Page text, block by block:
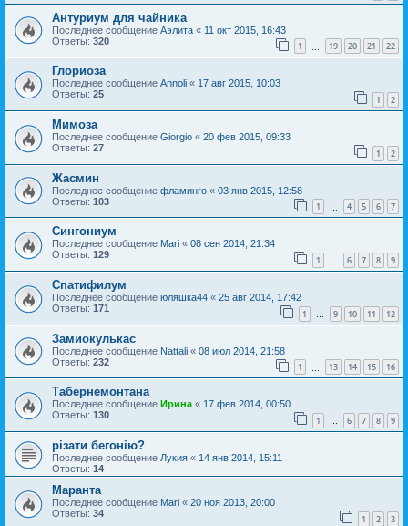
Антуриум для чайника
Последнее сообщение Aэлита « 11 окт 2015, 16:43
Ответы: 320 1 19 20 21 22
Глориоза
Последнее сообщение Annoli « 17 авг 2015, 10:03
Ответы: 25 1 2
Мимоза
Последнее сообщение Giorgio « 20 фев 2015, 09:33
Ответы: 27 1 2
Жасмин
Последнее сообщение фламинго « 03 янв 2015, 12:58
Ответы: 103 1 4 5 6 7
Сингониум
Последнее сообщение Mari « 08 сен 2014, 21:34
Ответы: 129 1 … 6 7 8 9
Спатифилум
Последнее сообщение юляшка44 « 25 авг 2014, 17:42
Ответы: 171 1 … 9 10 11 12
Замиокулькас
Последнее сообщение Nattali « 08 июл 2014, 21:58
Ответы: 232 1 13 14 15 16
Табернемонтана
Последнее сообщение Ирина « 17 фев 2014, 00:50
Ответы: 130 1 … 6 7 8 9
різати бегонію?
Последнее сообщение Лукия « 14 янв 2014, 15:11
Ответы: 14
Маранта
Последнее сообщение Mari « 20 ноя 2013, 20:00
Ответы: 34 1 2 3